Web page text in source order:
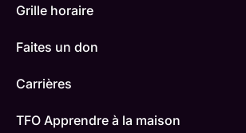
Grille horaire
Faites un don
Carrières
TFO Apprendre à la maison